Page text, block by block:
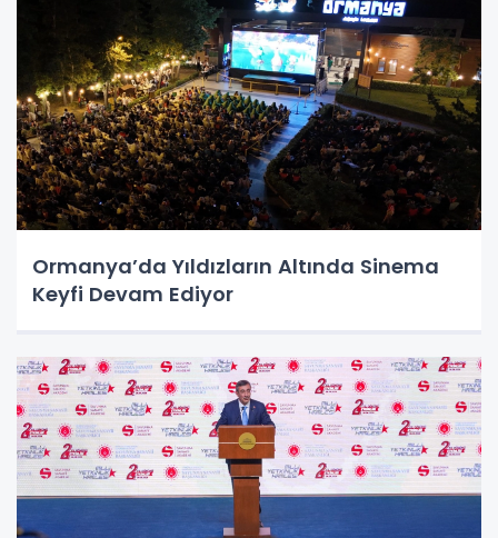
Ormanya’da Yıldızların Altında Sinema
Keyfi Devam Ediyor